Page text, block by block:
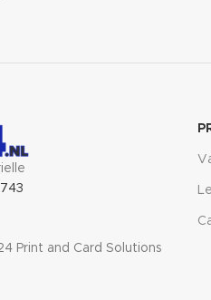
Print and Card Solutions